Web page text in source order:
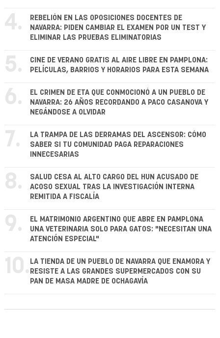
4.
REBELIÓN EN LAS OPOSICIONES DOCENTES DE
NAVARRA: PIDEN CAMBIAR EL EXAMEN POR UN TEST Y
ELIMINAR LAS PRUEBAS ELIMINATORIAS
5.
CINE DE VERANO GRATIS AL AIRE LIBRE EN PAMPLONA:
PELÍCULAS, BARRIOS Y HORARIOS PARA ESTA SEMANA
6.
EL CRIMEN DE ETA QUE CONMOCIONÓ A UN PUEBLO DE
NAVARRA: 26 AÑOS RECORDANDO A PACO CASANOVA Y
NEGÁNDOSE A OLVIDAR
7.
LA TRAMPA DE LAS DERRAMAS DEL ASCENSOR: CÓMO
SABER SI TU COMUNIDAD PAGA REPARACIONES
INNECESARIAS
8.
SALUD CESA AL ALTO CARGO DEL HUN ACUSADO DE
ACOSO SEXUAL TRAS LA INVESTIGACIÓN INTERNA
REMITIDA A FISCALÍA
9.
EL MATRIMONIO ARGENTINO QUE ABRE EN PAMPLONA
UNA VETERINARIA SOLO PARA GATOS: "NECESITAN UNA
ATENCIÓN ESPECIAL"
10. LA TIENDA DE UN PUEBLO DE NAVARRA QUE ENAMORA Y
RESISTE A LAS GRANDES SUPERMERCADOS CON SU
PAN DE MASA MADRE DE OCHAGAVÍA